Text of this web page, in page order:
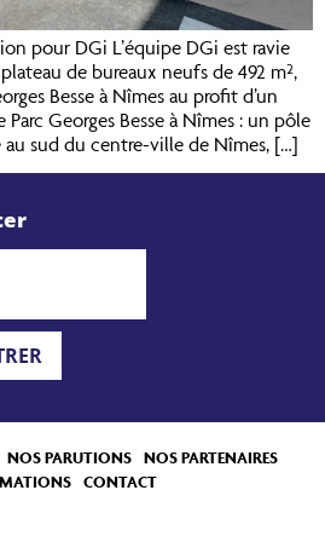
pour DGi L’équipe DGi est ravie
de bureaux neufs de 492 m²,
Besse à Nîmes au profit d’un
Georges Besse à Nîmes : un pôle
sud du centre-ville de Nîmes, […]
NOS PARUTIONS
NOS PARTENAIRES
CONTACT